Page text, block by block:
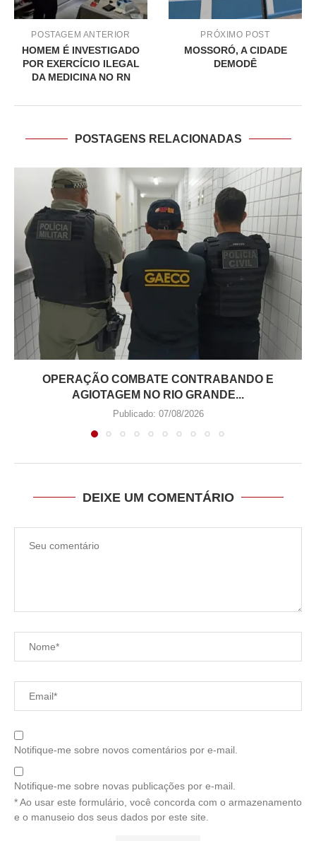
POSTAGEM ANTERIOR
HOMEM É INVESTIGADO
POR EXERCÍCIO ILEGAL
DA MEDICINA NO RN
PRÓXIMO POST
MOSSORÓ, A CIDADE
DEMODÊ
POSTAGENS RELACIONADAS
OPERAÇÃO COMBATE CONTRABANDO E
AGIOTAGEM NO RIO GRANDE...
Publicado: 07/08/2026
DEIXE UM COMENTÁRIO
Notifique-me sobre novos comentários por e-mail.
Notifique-me sobre novas publicações por e-mail.
* Ao usar este formulário, você concorda com o armazenamento
e o manuseio dos seus dados por este site.